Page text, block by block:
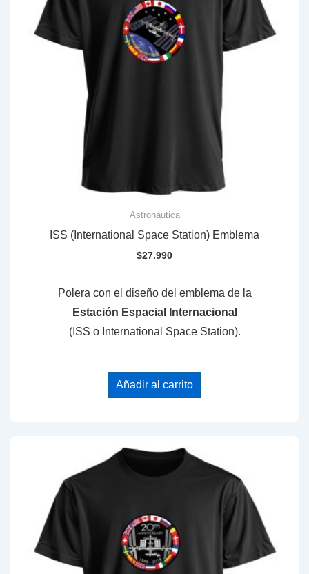
Astronáutica
ISS (International Space Station) Emblema
$27.990
Polera con el diseño del emblema de la
Estación Espacial Internacional
(ISS o International Space Station).
Añadir al carrito